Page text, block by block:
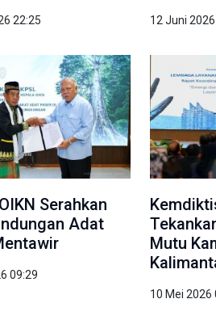
22:25 12 Juni
Serahkan
Adat
09:29
Mutu
10 Mei 2026